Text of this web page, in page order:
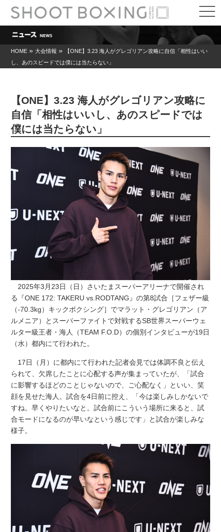
t
o
g
l
e
HOME »大会情報 »
【ONE】3.23 海人がグレゴリアン攻略に自信「相性はいい
し、あのスピードでは僕には当たらない」
【ONE】3.23 海人がグレゴリアン攻略に
自信「相性はいいし、あのスピードでは
僕には当たらない」
2025年3月23日（日）さいたまスーパーアリーナで開催され
る『ONE 172: TAKERU vs.RODTANG』の第8試合［フェザー級
（-70.3kg）キックボクシング］でマラット・グレゴリアン（ア
ルメニア）とスーパーファイトで対戦するSB世界スーパーウェ
ルター級王者・海人（TEAM F.O.D）の個別インタビューが19日
（水）都内にて行われた。
17日（月）に都内にて行われた記者会見では体調不良と伝え
られて、欠席したことに心配する声が集まっていたが、「試合
に影響するほどのことじゃないので、ご心配なく」といい、笑
顔を見せた海人。試合を4日前に控え、「今は楽しみしかないで
すね。早くやりたいなと。試合前にこういう場所に来ると、試
合モードになるのが早いなという感じです」と試合が楽しみな
様子。